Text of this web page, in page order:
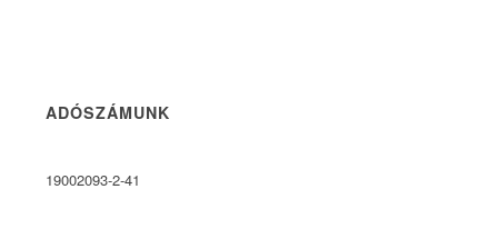
ADÓSZÁMUNK
19002093-2-41